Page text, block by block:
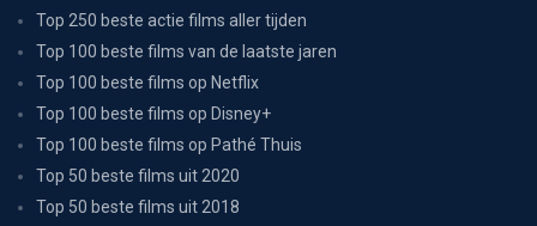
Top 250 beste actie films aller tijden
Top 100 beste films van de laatste jaren
Top 100 beste films op Netflix
Top 100 beste films op Disney+
Top 100 beste films op Pathé Thuis
Top 50 beste films uit 2020
Top 50 beste films uit 2018